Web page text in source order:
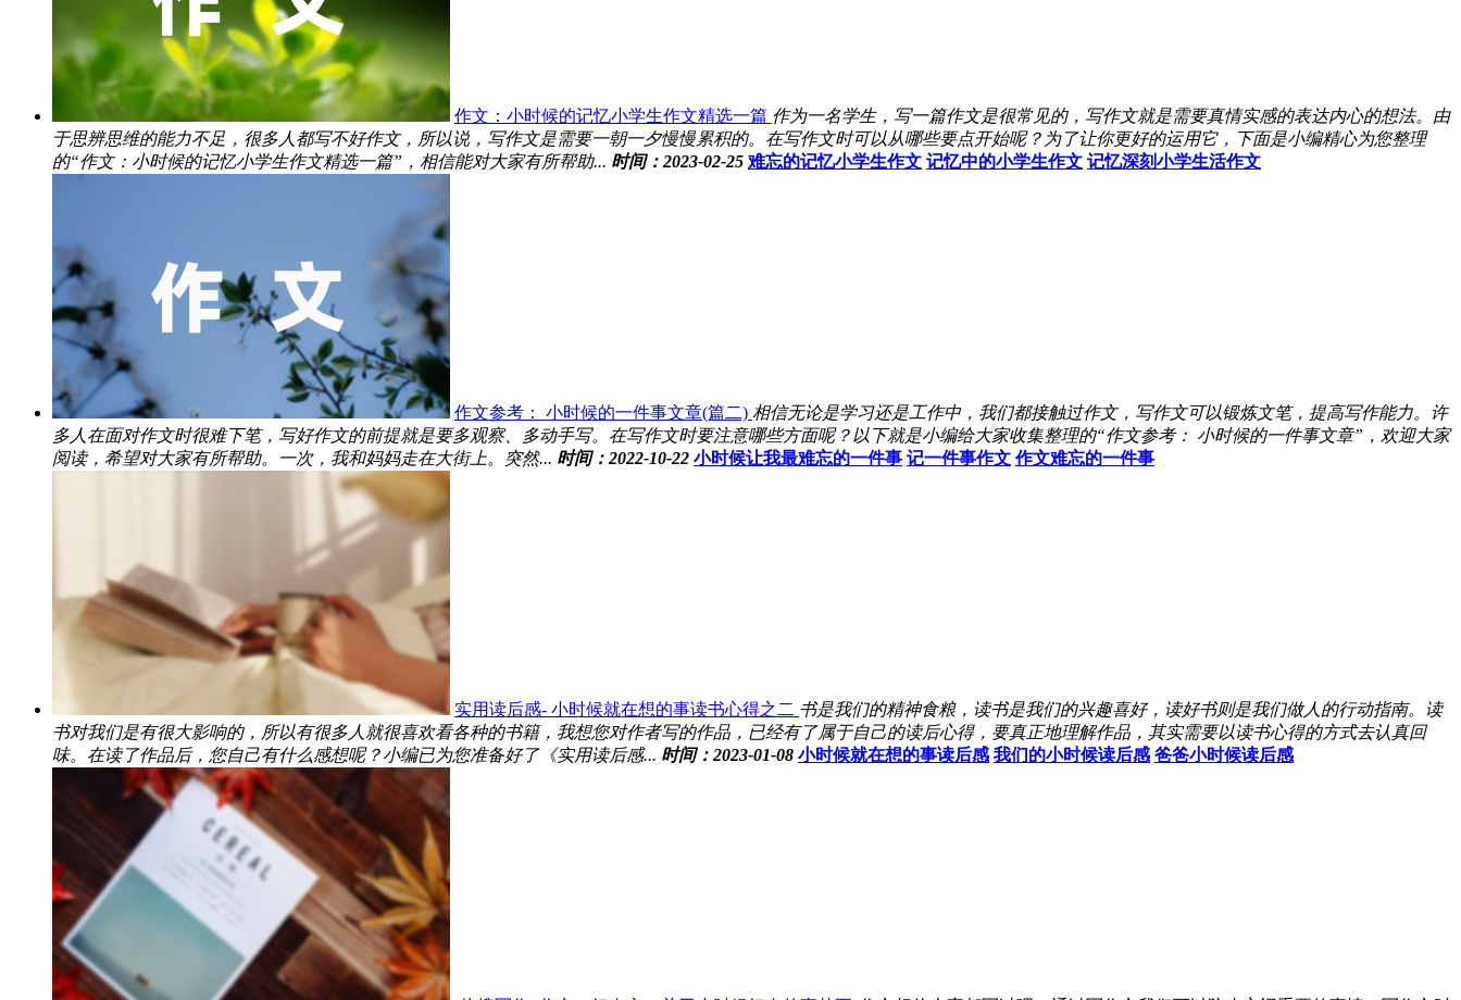
作文：小时候的记忆小学生作文精选一篇 作为一名学生，写一篇作文是很常见的，写作文就是需要真情实感的表达内心的想法。由
于思辨思维的能力不足，很多人都写不好作文，所以说，写作文是需要一朝一夕慢慢累积的。在写作文时可以从哪些要点开始呢？为了让你更好的运用它，下面是小编精心为您整理
的“作文：小时候的记忆小学生作文精选一篇”，相信能对大家有所帮助... 时间：2023-02-25 难忘的记忆小学生作文 记忆中的小学生作文 记忆深刻小学生活作文
作文参考： 小时候的一件事文章(篇二) 相信无论是学习还是工作中，我们都接触过作文，写作文可以锻炼文笔，提高写作能力。许
多人在面对作文时很难下笔，写好作文的前提就是要多观察、多动手写。在写作文时要注意哪些方面呢？以下就是小编给大家收集整理的“作文参考： 小时候的一件事文章”，欢迎大家
阅读，希望对大家有所帮助。一次，我和妈妈走在大街上。突然... 时间：2022-10-22 小时候让我最难忘的一件事 记一件事作文 作文难忘的一件事
实用读后感- 小时候就在想的事读书心得之二 书是我们的精神食粮，读书是我们的兴趣喜好，读好书则是我们做人的行动指南。读
书对我们是有很大影响的，所以有很多人就很喜欢看各种的书籍，我想您对作者写的作品，已经有了属于自己的读后心得，要真正地理解作品，其实需要以读书心得的方式去认真回
味。在读了作品后，您自己有什么感想呢？小编已为您准备好了《实用读后感... 时间：2023-01-08 小时候就在想的事读后感 我们的小时候读后感 爸爸小时候读后感